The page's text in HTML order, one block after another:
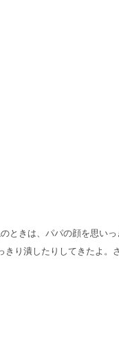
ときは、パパの顔を思い
きり潰したりしてきたよ。